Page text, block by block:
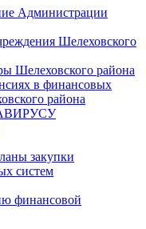
Администрации
Шелеховского
Шелеховского района
в финансовых
района
закупки
систем
финансовой